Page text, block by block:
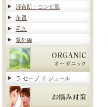
混合肌・コンビ肌
角質
毛穴
紫外線
ラ セーブ ド ジュール